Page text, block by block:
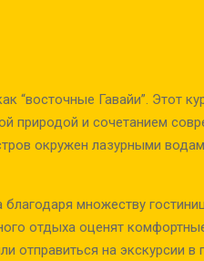
“восточные Гавайи”. Этот
природой и сочетанием
окружен лазурными
множеству
отдыха оценят
отправиться на экскурсии